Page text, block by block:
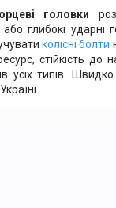
головки
або глибокі
колісні болти
стійкість
усіх типів.